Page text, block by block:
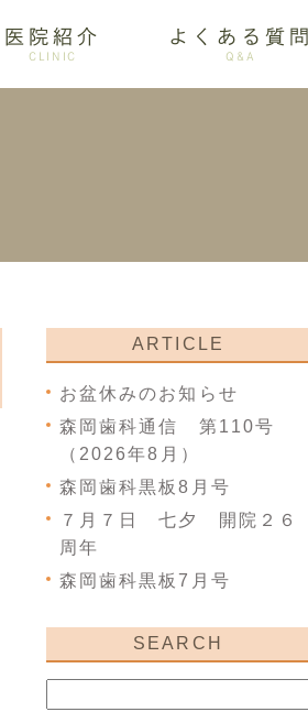
医院紹介
CLINIC
よくある質問
Q&A
ARTICLE
お盆休みのお知らせ
森岡歯科通信 第110号
（2026年8月）
森岡歯科黒板8月号
７月７日 七夕 開院２６
周年
森岡歯科黒板7月号
SEARCH